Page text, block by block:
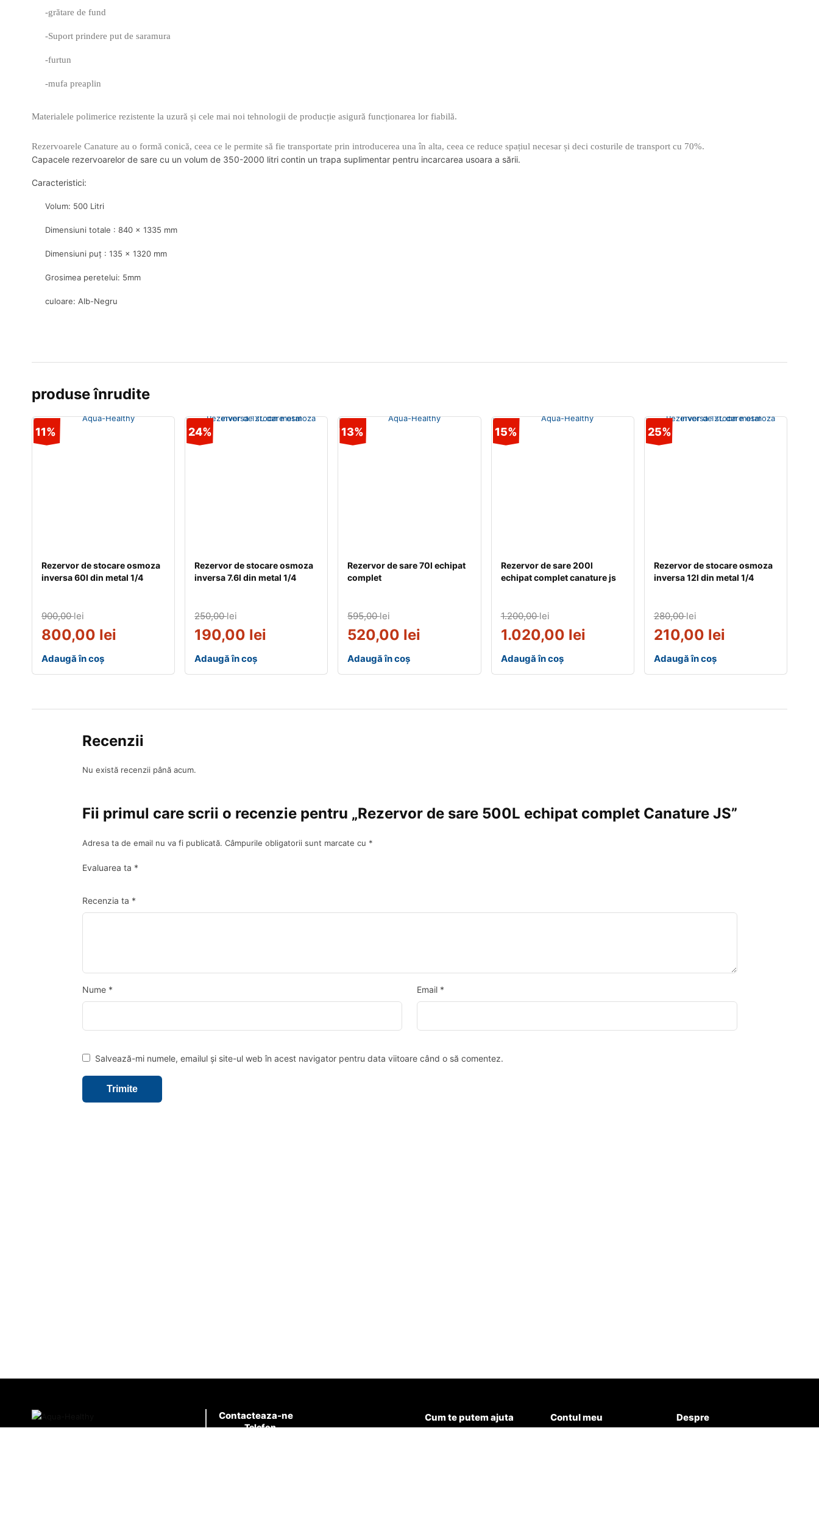
-grătare de fund
-Suport prindere put de saramura
-furtun
-mufa preaplin
Materialele polimerice rezistente la uzură și cele mai noi tehnologii de producție asigură funcționarea lor fiabilă.
Rezervoarele Canature au o formă conică, ceea ce le permite să fie transportate prin introducerea una în alta, ceea ce reduce spațiul necesar și deci costurile de transport cu 70%.
Capacele rezervoarelor de sare cu un volum de 350-2000 litri contin un trapa suplimentar pentru incarcarea usoara a sării.
Caracteristici:
Volum: 500 Litri
Dimensiuni totale : 840 x 1335 mm
Dimensiuni puț : 135 x 1320 mm
Grosimea peretelui: 5mm
culoare: Alb-Negru
produse înrudite
11%
Rezervor de stocare osmoza
inversa 60l din metal 1/4
900,00lei
800,00 lei
Adaugă în coș
24%
Rezervor de stocare osmoza
inversa 7.6l din metal 1/4
250,00lei
190,00 lei
Adaugă în coș
13%
Rezervor de sare 70l echipat
complet
595,00lei
520,00 lei
Adaugă în coș
15%
Rezervor de sare 200l
echipat complet canature js
1.200,00lei
1.020,00 lei
Adaugă în coș
25%
Rezervor de stocare osmoza
inversa 12l din metal 1/4
280,00lei
210,00 lei
Adaugă în coș
Recenzii
Nu există recenzii până acum.
Fii primul care scrii o recenzie pentru „Rezervor de sare 500L echipat complet Canature JS”
Adresa ta de email nu va fi publicată. Câmpurile obligatorii sunt marcate cu *
Evaluarea ta *
Recenzia ta *
Nume * Email *
Salvează-mi numele, emailul și site-ul web în acest navigator pentru data viitoare când o să comentez.
Contacteaza-ne
Telefon
Cum te putem ajuta Contul meu Despre